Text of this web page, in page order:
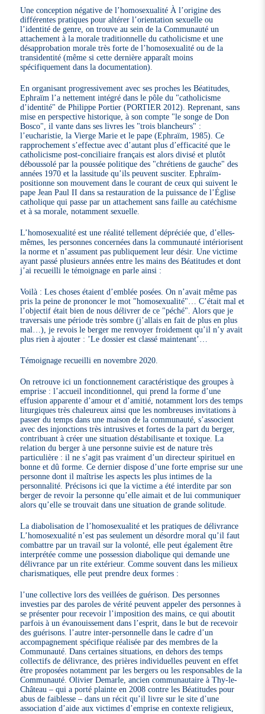
Une conception négative de l’homosexualité À l’origine des
différentes pratiques pour altérer l’orientation sexuelle ou
l’identité de genre, on trouve au sein de la Communauté un
attachement à la morale traditionnelle du catholicisme et une
désapprobation morale très forte de l’homosexualité ou de la
transidentité (même si cette dernière apparaît moins
spécifiquement dans la documentation).
En organisant progressivement avec ses proches les Béatitudes,
Ephraïm l’a nettement intégré dans le pôle du "catholicisme
d’identité" de Philippe Portier (PORTIER 2012). Reprenant, sans
mise en perspective historique, à son compte "le songe de Don
Bosco", il vante dans ses livres les "trois blancheurs" :
l’eucharistie, la Vierge Marie et le pape (Ephraïm, 1985). Ce
rapprochement s’effectue avec d’autant plus d’efficacité que le
catholicisme post-conciliaire français est alors divisé et plutôt
déboussolé par la poussée politique des "chrétiens de gauche" des
années 1970 et la lassitude qu’ils peuvent susciter. Ephraïm-
positionne son mouvement dans le courant de ceux qui suivent le
pape Jean Paul II dans sa restauration de la puissance de l’Église
catholique qui passe par un attachement sans faille au catéchisme
et à sa morale, notamment sexuelle.
L’homosexualité est une réalité tellement dépréciée que, d’elles-
mêmes, les personnes concernées dans la communauté intériorisent
la norme et n’assument pas publiquement leur désir. Une victime
ayant passé plusieurs années entre les mains des Béatitudes et dont
j’ai recueilli le témoignage en parle ainsi :
Voilà : Les choses étaient d’emblée posées. On n’avait même pas
pris la peine de prononcer le mot "homosexualité"… C’était mal et
l’objectif était bien de nous délivrer de ce "péché". Alors que je
traversais une période très sombre (j’allais en fait de plus en plus
mal…), je revois le berger me renvoyer froidement qu’il n’y avait
plus rien à ajouter : ’Le dossier est classé maintenant’…
Témoignage recueilli en novembre 2020.
On retrouve ici un fonctionnement caractéristique des groupes à
emprise : l’accueil inconditionnel, qui prend la forme d’une
effusion apparente d’amour et d’amitié, notamment lors des temps
liturgiques très chaleureux ainsi que les nombreuses invitations à
passer du temps dans une maison de la communauté, s’associent
avec des injonctions très intrusives et fortes de la part du berger,
contribuant à créer une situation déstabilisante et toxique. La
relation du berger à une personne suivie est de nature très
particulière : il ne s’agit pas vraiment d’un directeur spirituel en
bonne et dû forme. Ce dernier dispose d’une forte emprise sur une
personne dont il maîtrise les aspects les plus intimes de la
personnalité. Précisons ici que la victime a été interdite par son
berger de revoir la personne qu’elle aimait et de lui communiquer
alors qu’elle se trouvait dans une situation de grande solitude.
La diabolisation de l’homosexualité et les pratiques de délivrance
L’homosexualité n’est pas seulement un désordre moral qu’il faut
combattre par un travail sur la volonté, elle peut également être
interprétée comme une possession diabolique qui demande une
délivrance par un rite extérieur. Comme souvent dans les milieux
charismatiques, elle peut prendre deux formes :
l’une collective lors des veillées de guérison. Des personnes
investies par des paroles de vérité peuvent appeler des personnes à
se présenter pour recevoir l’imposition des mains, ce qui aboutit
parfois à un évanouissement dans l’esprit, dans le but de recevoir
des guérisons. l’autre inter-personnelle dans le cadre d’un
accompagnement spécifique réalisée par des membres de la
Communauté. Dans certaines situations, en dehors des temps
collectifs de délivrance, des prières individuelles peuvent en effet
être proposées notamment par les bergers ou les responsables de la
Communauté. Olivier Demarle, ancien communautaire à Thy-le-
Château – qui a porté plainte en 2008 contre les Béatitudes pour
abus de faiblesse – dans un récit qu’il livre sur le site d’une
association d’aide aux victimes d’emprise en contexte religieux,